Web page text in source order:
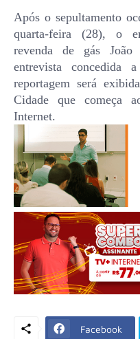
Após o sepultamento
quarta-feira (28), o
revenda de gás
entrevista concedida
reportagem será
Cidade que começa
Internet.
Facebook